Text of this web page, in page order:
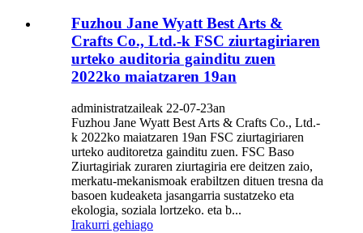
Fuzhou Jane Wyatt Best Arts &
Crafts Co., Ltd.-k FSC ziurtagiriaren
urteko auditoria gainditu zuen
2022ko maiatzaren 19an
administratzaileak 22-07-23an
Fuzhou Jane Wyatt Best Arts & Crafts Co., Ltd.-
k 2022ko maiatzaren 19an FSC ziurtagiriaren
urteko auditoretza gainditu zuen. FSC Baso
Ziurtagiriak zuraren ziurtagiria ere deitzen zaio,
merkatu-mekanismoak erabiltzen dituen tresna da
basoen kudeaketa jasangarria sustatzeko eta
ekologia, soziala lortzeko. eta b...
Irakurri gehiago